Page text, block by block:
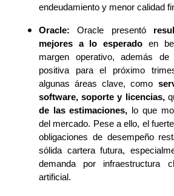
endeudamiento y menor calidad
Oracle: Oracle presentó
mejores a lo esperado en
margen operativo, además
positiva para el próximo
algunas áreas clave, como
software, soporte y licencias,
de las estimaciones, lo que
del mercado. Pese a ello, el
obligaciones de desempeño
sólida cartera futura,
demanda por infraestructura
artificial.